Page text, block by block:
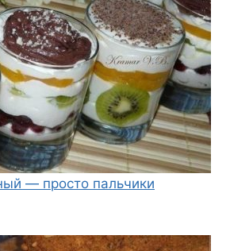
— просто пальчики